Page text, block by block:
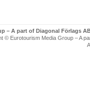
– A part of Diagonal Förlags
© Eurotourism Media Group – A